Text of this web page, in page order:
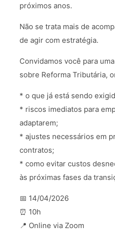
próximos anos.
Não se trata mais de
de agir com estratégia.
Convidamos você para
sobre Reforma Tributária,
* o que já está sendo
* riscos imediatos para
adaptarem;
* ajustes necessários em
contratos;
* como evitar custos
às próximas fases da
📅 14/04/2026
⏰ 10h
📍 Online via Zoom